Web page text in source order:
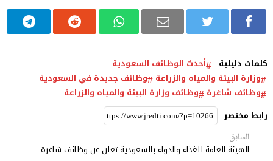
كلمات دليلية
أحدث الوظائف السعودية
وزارة البيئة والمياه والزراعة وظائف جديدة في السعودية
وظائف شاغرة وظائف وزارة البيئة والمياه والزراعة
رابط مختصر
السابق
الهيئة العامة للغذاء والدواء بالسعودية تعلن عن وظائف شاغرة